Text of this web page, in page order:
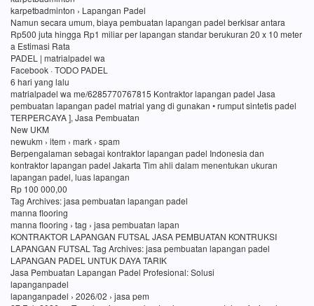
karpetbadminton › Lapangan Padel
Namun secara umum, biaya pembuatan lapangan padel berkisar antara
Rp500 juta hingga Rp1 miliar per lapangan standar berukuran 20 x 10 meter
a Estimasi Rata
PADEL | matrialpadel wa
Facebook · TODO PADEL
6 hari yang lalu
matrialpadel wa me/6285770767815 Kontraktor lapangan padel Jasa
pembuatan lapangan padel matrial yang di gunakan • rumput sintetis padel
TERPERCAYA ], Jasa Pembuatan
New UKM
newukm › item › mark › spam
Berpengalaman sebagai kontraktor lapangan padel Indonesia dan
kontraktor lapangan padel Jakarta Tim ahli dalam menentukan ukuran
lapangan padel, luas lapangan
Rp 100 000,00
Tag Archives: jasa pembuatan lapangan padel
manna flooring
manna flooring › tag › jasa pembuatan lapan
KONTRAKTOR LAPANGAN FUTSAL JASA PEMBUATAN KONTRUKSI
LAPANGAN FUTSAL Tag Archives: jasa pembuatan lapangan padel
LAPANGAN PADEL UNTUK DAYA TARIK
Jasa Pembuatan Lapangan Padel Profesional: Solusi
lapanganpadel
lapanganpadel › 2026/02 › jasa pem